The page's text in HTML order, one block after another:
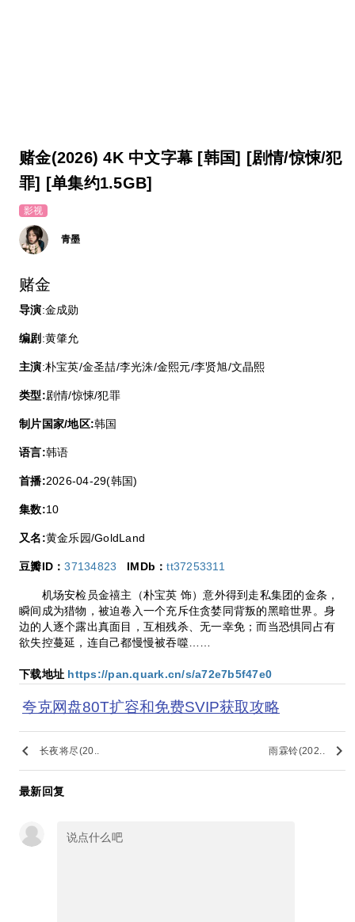
赌金(2026) 4K 中文字幕 [韩国] [剧情/惊悚/犯
罪] [单集约1.5GB]
影视
青墨
赌金
导演:金成勋
编剧 :黄肇允
主演:朴宝英/金圣喆/李光洙/金熙元/李贤旭/文晶熙
类型:剧情/惊悚/犯罪
制片国家/地区:韩国
语言:韩语
首播:2026-04-29(韩国)
集数:10
又名:黄金乐园/GoldLand
豆瓣ID：37134823 IMDb：tt37253311
机场安检员金禧主（朴宝英 饰）意外得到走私集团的金条，
瞬间成为猎物，被迫卷入一个充斥住贪婪同背叛的黑暗世界。身
边的人逐个露出真面目，互相残杀、无一幸免；而当恐惧同占有
欲失控蔓延，连自己都慢慢被吞噬……
下载地址 https://pan.quark.cn/s/a72e7b5f47e0
夸克网盘80T扩容和免费SVIP获取攻略
keyboard_arrow_left 长夜将尽(20.. 雨霖铃(202.. keyboard_arrow_right
最新回复